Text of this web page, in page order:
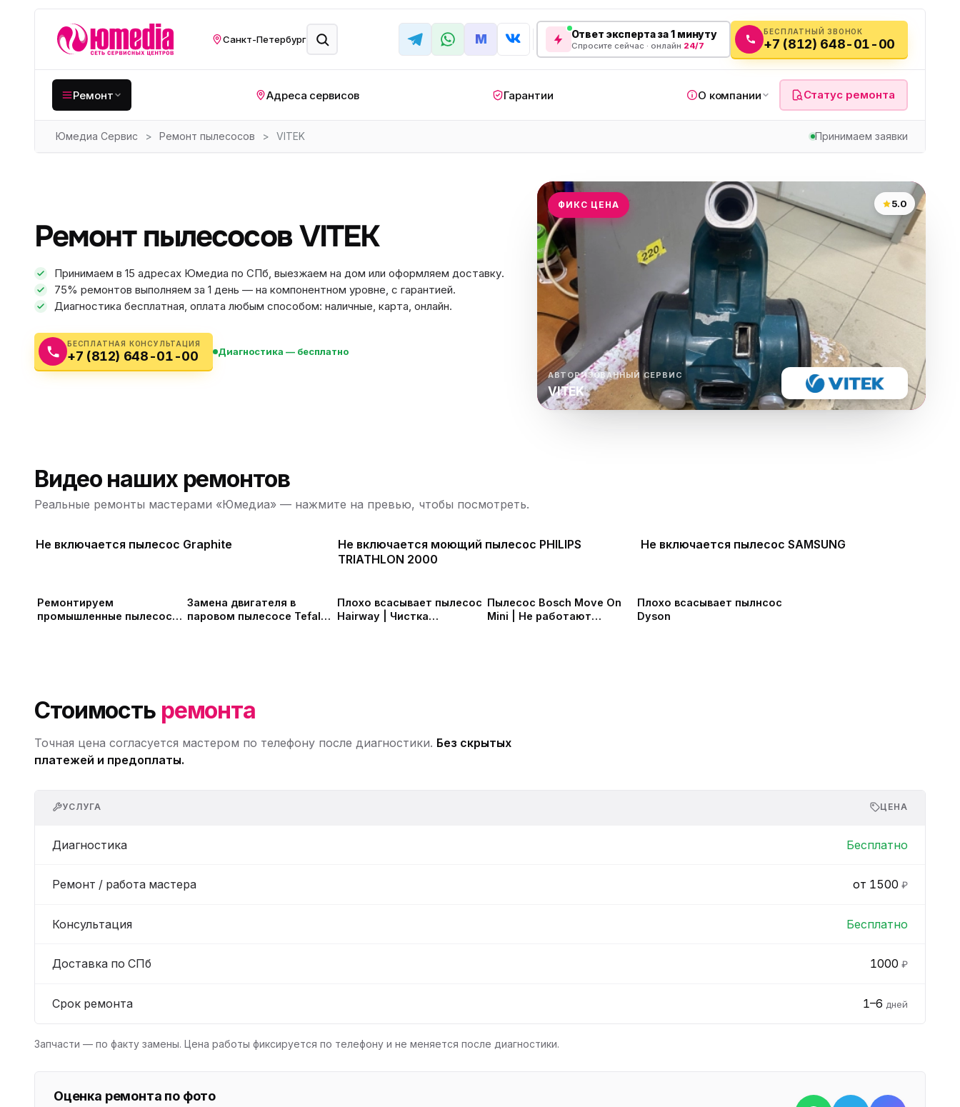
Санкт-Петербург M Ответ эксперта за 1 минуту
Спросите сейчас · онлайн 24/7
БЕСПЛАТНЫЙ ЗВОНОК
+7 (812) 648-01-00
Ремонт
Крупная бытовая
Компьютерная техника
Фототехника
Посудомоечная
машина
Газовая плита Беговая дорожка
Духовой шкаф
Холодильная
камера
Холодильный шкаф Встраиваемая свч
Осушитель воздуха
Отопительный
Водонагреватель
Кулер для воды
Адреса сервисов Гарантии О компании Статус ремонта
Юмедиа Сервис > Ремонт пылесосов > VITEK Принимаем заявки
Ремонт пылесосов VITEK
Принимаем в 15 адресах Юмедиа по СПб, выезжаем на дом или оформляем доставку.
75% ремонтов выполняем за 1 день — на компонентном уровне, с гарантией.
Диагностика бесплатная, оплата любым способом: наличные, карта, онлайн.
БЕСПЛАТНАЯ КОНСУЛЬТАЦИЯ
+7 (812) 648-01-00 Диагностика — бесплатно
ФИКС ЦЕНА 5.0
АВТОРИЗОВАННЫЙ СЕРВИС
VITEK
Видео наших ремонтов
Реальные ремонты мастерами «Юмедиа» — нажмите на превью, чтобы посмотреть.
Не включается пылесос Graphite
Не включается моющий пылесос PHILIPS
TRIATHLON 2000
Не включается пылесос SAMSUNG
Ремонтируем
промышленные пылесосы
Замена двигателя в
паровом пылесосе Tefal
Плохо всасывает пылесос
Hairway | Чистка
Пылесос Bosch Move On
Mini | Не работают
Плохо всасывает пылнсос
Dyson
Стоимость ремонта
Точная цена согласуется мастером по телефону после диагностики. Без скрытых
платежей и предоплаты.
УСЛУГА ЦЕНА
Диагностика Бесплатно
Ремонт / работа мастера от 1500 ₽
Консультация Бесплатно
Доставка по СПб 1000 ₽
Срок ремонта 1–6 дней
Запчасти — по факту замены. Цена работы фиксируется по телефону и не меняется после диагностики.
Оценка ремонта по фото